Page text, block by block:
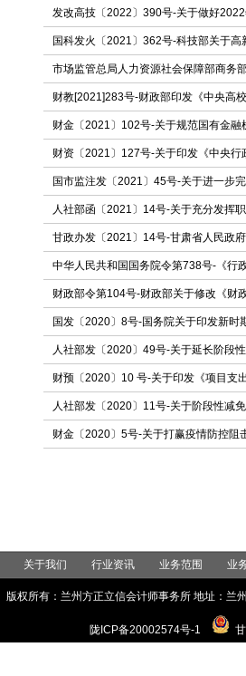
发改高技〔2022〕390号-关于做好
国科发火〔2021〕362号-科技部关于
市场监管总局人力资源社会保障部商务
财教[2021]283号-财政部印发《中央高
财金〔2021〕102号-关于规范国有金
财资〔2021〕127号-关于印发《中央
国市监注发〔2021〕45号-关于进一步
人社部函〔2021〕14号-关于充分发挥
甘政办发〔2021〕14号-甘肃省人民政
中华人民共和国国务院令第738号-《行
财政部令第104号-财政部关于修改《财
国发〔2020〕8号-国务院关于印发新
人社部发〔2020〕49号-关于延长阶段
财预〔2020〕10 号-关于印发《项目支
人社部发〔2020〕11号-关于阶段性减
财金〔2020〕5号-关于打赢疫情防控阻
关于我们 行业资讯 业务范围 业
版权所有：兰州方正立信会计师事务所 地址：
陇ICP备20002574号-1